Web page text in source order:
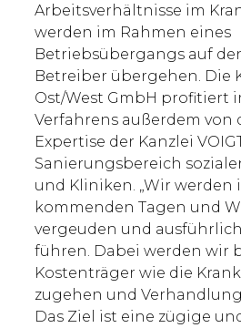
Arbeitsverhältnisse im
werden im Rahmen eines
Betriebsübergangs auf
Betreiber übergehen. Die
Ost/West GmbH profitiert
Verfahrens außerdem
Expertise der Kanzlei
Sanierungsbereich
und Kliniken. „Wir werden
kommenden Tagen und
vergeuden und
führen. Dabei werden wir
Kostenträger wie die
zugehen und
Das Ziel ist eine zügige